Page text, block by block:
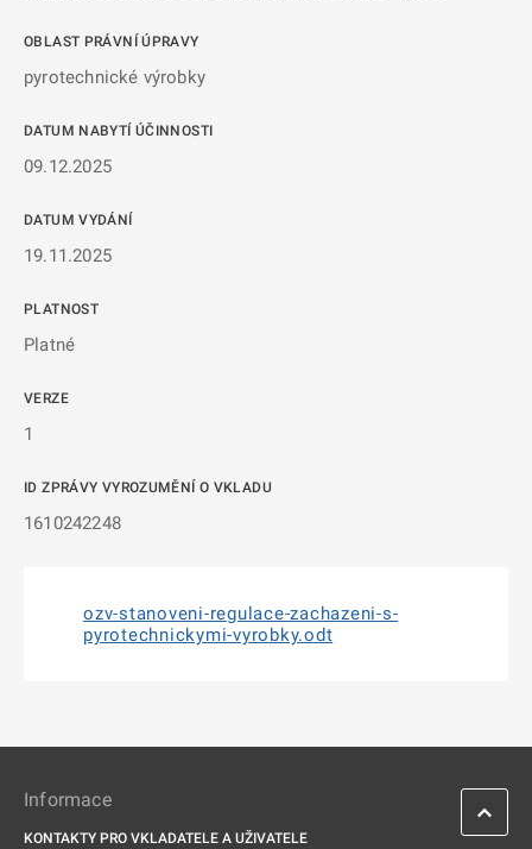
OBLAST PRÁVNÍ ÚPRAVY
pyrotechnické výrobky
DATUM NABYTÍ ÚČINNOSTI
09.12.2025
DATUM VYDÁNÍ
19.11.2025
PLATNOST
Platné
VERZE
1
ID ZPRÁVY VYROZUMĚNÍ O VKLADU
1610242248
ozv-stanoveni-regulace-zachazeni-s-
pyrotechnickymi-vyrobky.odt
Informace
KONTAKTY PRO VKLADATELE A UŽIVATELE